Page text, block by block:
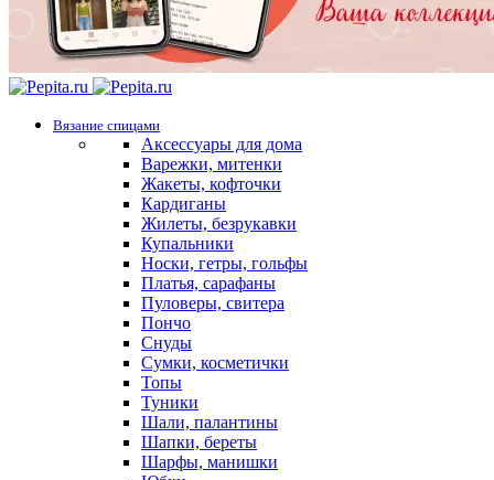
Вязание спицами
Аксессуары для дома
Варежки, митенки
Жакеты, кофточки
Кардиганы
Жилеты, безрукавки
Купальники
Носки, гетры, гольфы
Платья, сарафаны
Пуловеры, свитера
Пончо
Снуды
Сумки, косметички
Топы
Туники
Шали, палантины
Шапки, береты
Шарфы, манишки